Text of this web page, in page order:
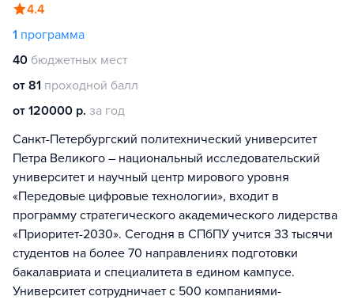
4.4
1 программа
40 бюджетных мест
от 81 проходной балл
от 120000 р. за год
Санкт-Петербургский политехнический университет
Петра Великого – национальный исследовательский
университет и научный центр мирового уровня
«Передовые цифровые технологии», входит в
программу стратегического академического лидерства
«Приоритет-2030». Сегодня в СПбПУ учится 33 тысячи
студентов на более 70 направлениях подготовки
бакалавриата и специалитета в едином кампусе.
Университет сотрудничает с 500 компаниями-